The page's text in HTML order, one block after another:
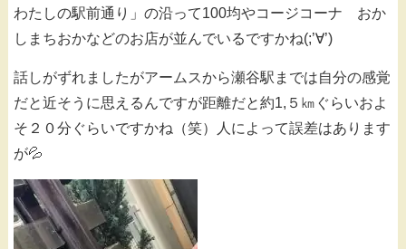
わたしの駅前通り」の沿って100均やコージコーナ おか
しまちおかなどのお店が並んでいるですかね(;’∀’)
話しがずれましたがアームスから瀬谷駅までは自分の感覚
だと近そうに思えるんですが距離だと約1,５㎞ぐらいおよ
そ２０分ぐらいですかね（笑）人によって誤差はあります
が💦